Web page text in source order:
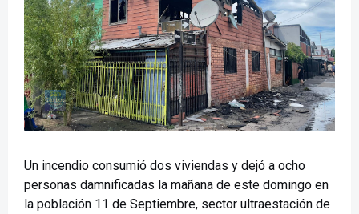
Un incendio consumió dos viviendas y dejó a ocho
personas damnificadas la mañana de este domingo en
la población 11 de Septiembre, sector ultraestación de